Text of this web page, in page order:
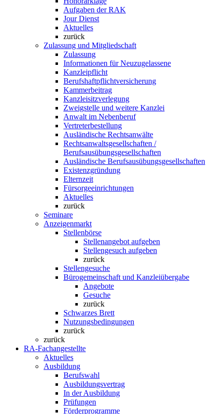
Aufgaben der RAK
Jour Dienst
Aktuelles
zurück
Zulassung und Mitgliedschaft
Zulassung
Informationen für Neuzugelassene
Kanzleipflicht
Berufshaftpflichtversicherung
Kammerbeitrag
Kanzleisitzverlegung
Zweigstelle und weitere Kanzlei
Anwalt im Nebenberuf
Vertreterbestellung
Ausländische Rechtsanwälte
Rechtsanwaltsgesellschaften /
Berufsausübungsgesellschaften
Ausländische Berufsausübungsgesellschaften
Existenzgründung
Elternzeit
Fürsorgeeinrichtungen
Aktuelles
zurück
Seminare
Anzeigenmarkt
Stellenbörse
Stellenangebot aufgeben
Stellengesuch aufgeben
zurück
Stellengesuche
Bürogemeinschaft und Kanzleiübergabe
Angebote
Gesuche
zurück
Schwarzes Brett
Nutzungsbedingungen
zurück
zurück
RA-Fachangestellte
Aktuelles
Ausbildung
Berufswahl
Ausbildungsvertrag
In der Ausbildung
Prüfungen
Förderprogramme